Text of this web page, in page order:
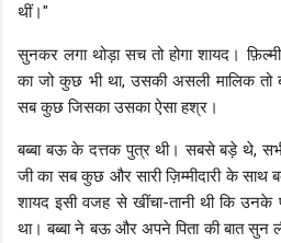
थीं।"
सुनकर लगा थोड़ा सच तो होगा शायद। फ़िल्मी
का जो कुछ भी था, उसकी असली मालिक तो
सब कुछ जिसका उसका ऐसा हश्र।
बब्बा बऊ के दत्तक पुत्र थी। सबसे बड़े थे,
जी का सब कुछ और सारी ज़िम्मीदारी के साथ
शायद इसी वजह से खींचा-तानी थी कि उनके
था। बब्बा ने बऊ और अपने पिता की बात सुन